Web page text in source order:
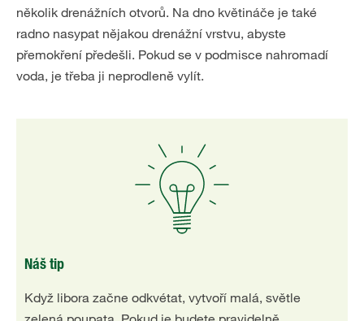
několik drenážních otvorů. Na dno květináče je také
radno nasypat nějakou drenážní vrstvu, abyste
přemokření předešli. Pokud se v podmisce nahromadí
voda, je třeba ji neprodleně vylít.
Náš tip
Když libora začne odkvétat, vytvoří malá, světle